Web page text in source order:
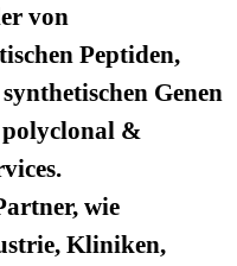
von
Peptiden,
Genen
&
wie
Kliniken,